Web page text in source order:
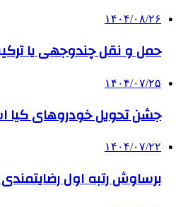
۱۴۰۴/۰۸/۲۶
حمل و نقل چندوجهی یا
۱۴۰۴/۰۷/۲۵
جشن تحویل خودروهای کیا
۱۴۰۴/۰۷/۲۲
برساوش رتبه اول